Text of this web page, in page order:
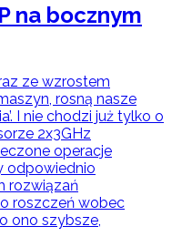
na bocznym
ze wzrostem
rosną nasze
I nie chodzi już tylko o
2x3GHz
operacje
odpowiednio
rozwiązań
roszczeń wobec
ono szybsze,